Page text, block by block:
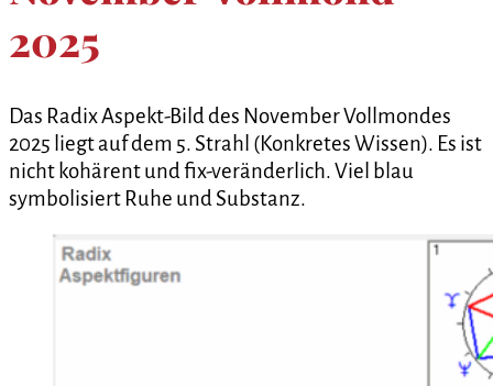
2025
Das Radix Aspekt-Bild des November Vollmondes
2025 liegt auf dem 5. Strahl (Konkretes Wissen). Es ist
nicht kohärent und fix-veränderlich. Viel blau
symbolisiert Ruhe und Substanz.